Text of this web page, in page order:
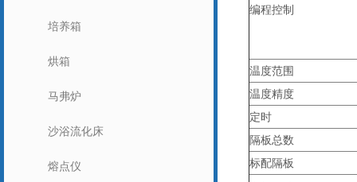
培养箱
烘箱
马弗炉
沙浴流化床
熔点仪
编程控制
温度范围
温度精度
定时
隔板总数
标配隔板